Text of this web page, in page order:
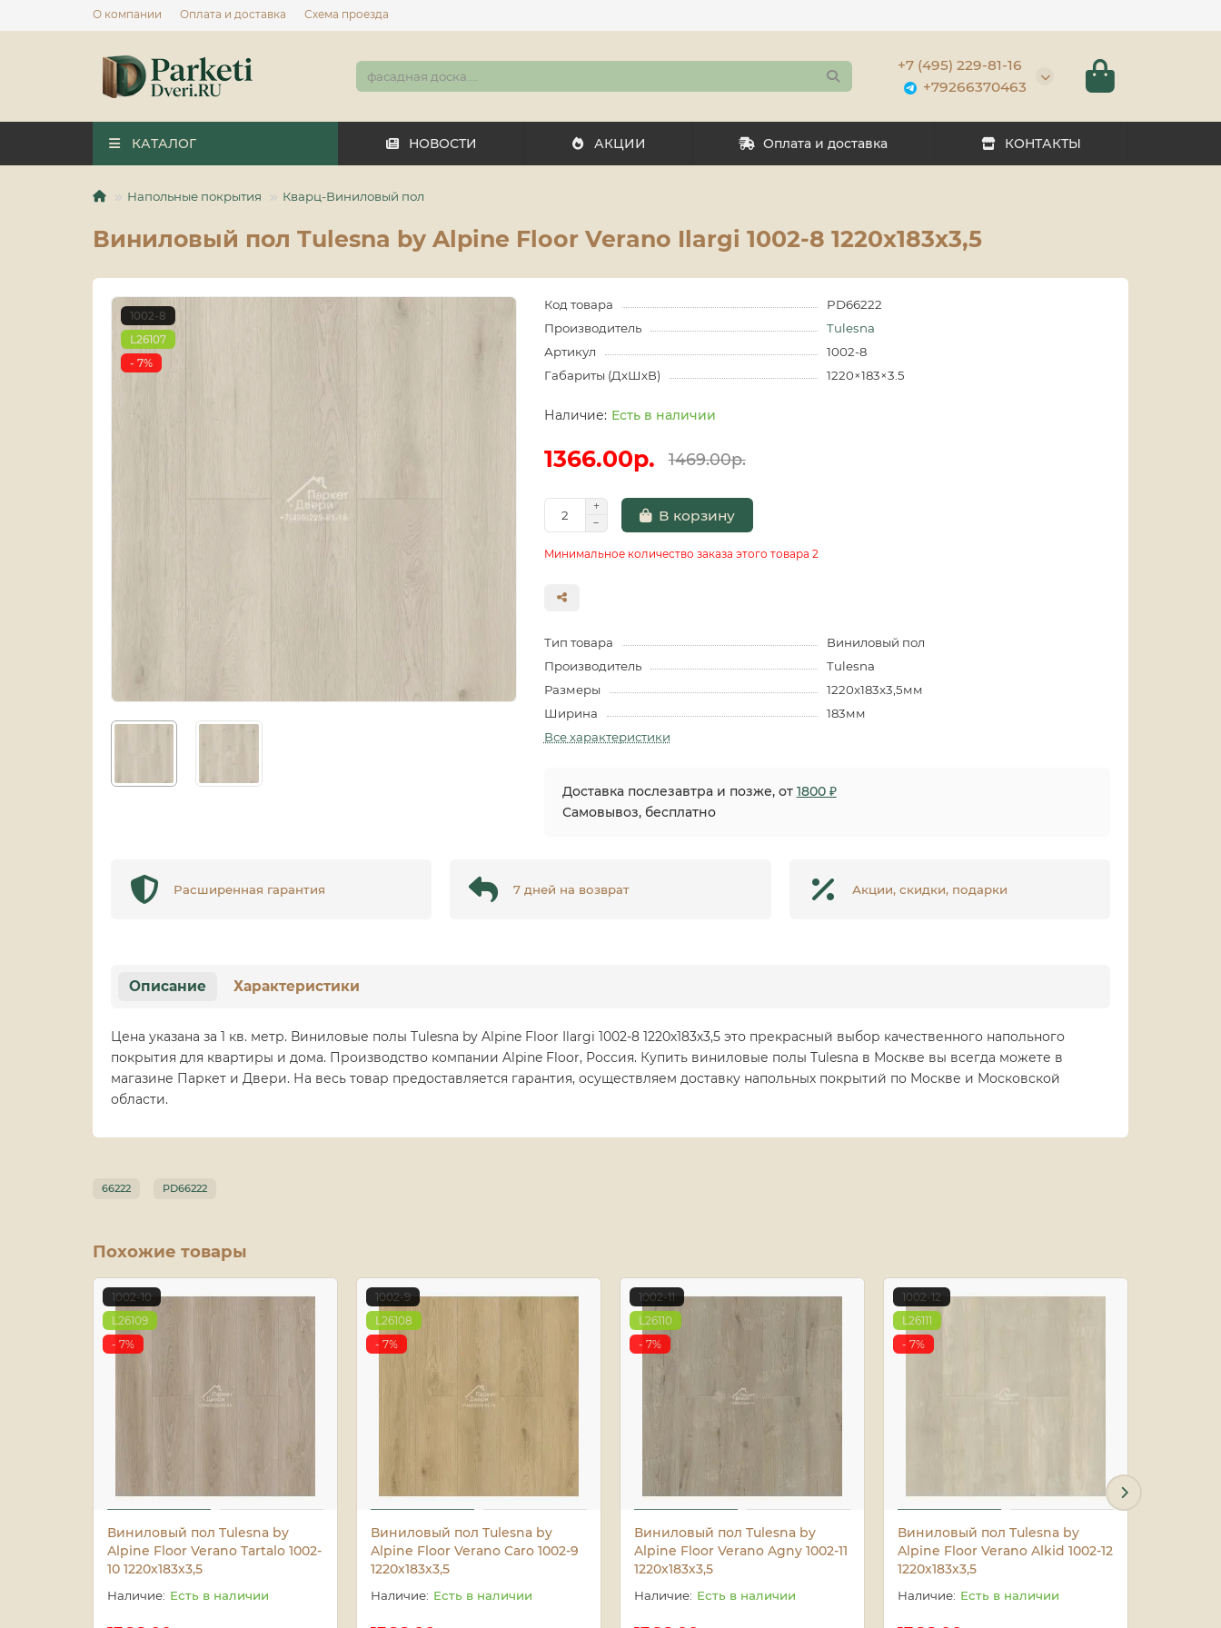
О компании Оплата и доставка Схема проезда
+7 (495) 229-81-16
+79266370463
КАТАЛОГ НОВОСТИ АКЦИИ Оплата и доставка КОНТАКТЫ
Напольные покрытия Кварц-Виниловый пол
Виниловый пол Tulesna by Alpine Floor Verano Ilargi 1002-8 1220х183х3,5
1002-8
L26107
- 7%
Код товара
PD66222
Производитель
Tulesna
Артикул
1002-8
Габариты (ДхШхВ)
1220×183×3.5
Есть в наличии
1366.00р. 1469.00р.
В корзину
Минимальное количество заказа этого товара 2
Тип товара
Виниловый пол
Производитель
Tulesna
Размеры
1220x183x3,5мм
Ширина
183мм
Все характеристики
Доставка послезавтра и позже, от 1800 ₽
Самовывоз, бесплатно
Расширенная гарантия 7 дней на возврат Акции, скидки, подарки
Описание Характеристики
Цена указана за 1 кв. метр. Виниловые полы Tulesna by Alpine Floor Ilargi 1002-8 1220х183х3,5 это прекрасный выбор качественного напольного
покрытия для квартиры и дома. Производство компании Alpine Floor, Россия. Купить виниловые полы Tulesna в Москве вы всегда можете в
магазине Паркет и Двери. На весь товар предоставляется гарантия, осуществляем доставку напольных покрытий по Москве и Московской
области.
66222 PD66222
Похожие товары
1002-10
L26109
- 7%
Виниловый пол Tulesna by
Alpine Floor Verano Tartalo 1002-
10 1220х183х3,5
Есть в наличии
1002-9
L26108
- 7%
Виниловый пол Tulesna by
Alpine Floor Verano Caro 1002-9
1220х183х3,5
Есть в наличии
1002-11
L26110
- 7%
Виниловый пол Tulesna by
Alpine Floor Verano Agny 1002-11
1220х183х3,5
Есть в наличии
1002-12
L26111
- 7%
Виниловый пол Tulesna by
Alpine Floor Verano Alkid 1002-12
1220х183х3,5
Есть в наличии